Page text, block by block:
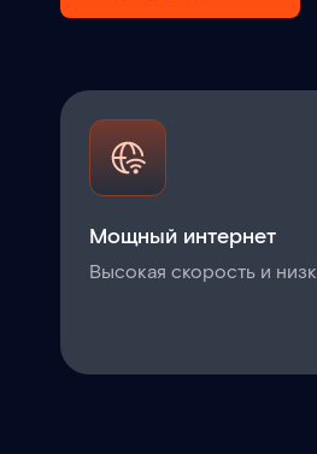
Мощный интернет
Высокая скорость и